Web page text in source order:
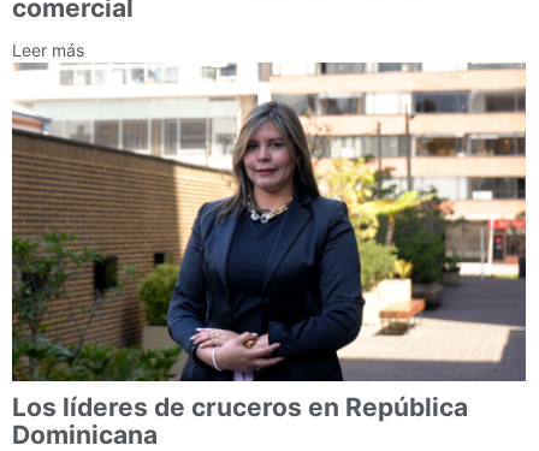
comercial
Leer más
Los líderes de cruceros en República
Dominicana